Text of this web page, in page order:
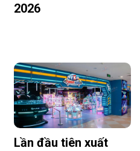
2026
Lần đầu tiên xuất